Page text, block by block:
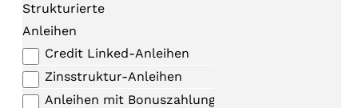
Strukturierte
Anleihen
Credit Linked-Anleihen
Zinsstruktur-Anleihen
Anleihen mit Bonuszahlungen